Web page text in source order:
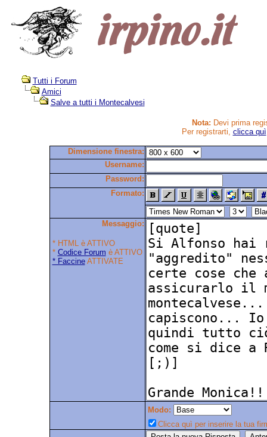
Tutti i Forum
Amici
Salve a tutti i Montecalvesi
Nota: Devi prima
Per registrarti, clicca quì
Dimensione finestra:
Username:
Password:
Formato:
Messaggio:
* HTML è ATTIVO
* Codice Forum è ATTIVO
* FaccineATTIVATE
Modo:
Clicca quì per inserire la tua